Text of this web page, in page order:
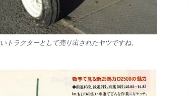
トラクターとして売り出されたヤツですね。